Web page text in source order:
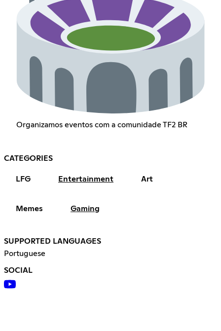
Organizamos eventos com a comunidade TF2 BR
CATEGORIES
LFG Entertainment Art
Memes Gaming
SUPPORTED LANGUAGES
Portuguese
SOCIAL